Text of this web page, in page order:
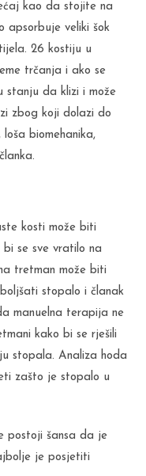
kao da stojite na
apsorbuje veliki šok
26 kostiju u
trčanja i ako se
stanju da klizi i može
zbog koji dolazi do
biomehanika,
kosti može biti
se sve vratilo na
tretman može biti
stopalo i članak
manuelna terapija ne
kako bi se rješili
stopala. Analiza hoda
zašto je stopalo u
postoji šansa da je
je posjetiti